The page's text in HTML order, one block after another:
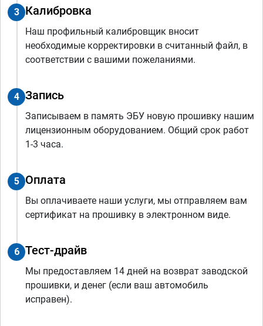
3 Калибровка
Наш профильный калибровщик вносит
необходимые корректировки в считанный файл, в
соответствии с вашими пожеланиями.
4 Запись
Записываем в память ЭБУ новую прошивку нашим
лицензионным оборудованием. Общий срок работ
1-3 часа.
5 Оплата
Вы оплачиваете наши услуги, мы отправляем вам
сертификат на прошивку в электронном виде.
6 Тест-драйв
Мы предоставляем 14 дней на возврат заводской
прошивки, и денег (если ваш автомобиль
исправен).